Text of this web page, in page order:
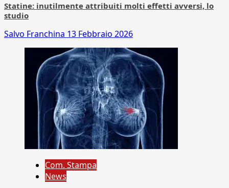
Statine: inutilmente attribuiti molti effetti avversi, lo
studio
Salvo Franchina 13 Febbraio 2026
Com. Stampa
News